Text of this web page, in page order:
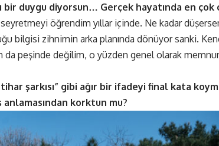
duygu diyorsun… Gerçek hayatında en çok
öğrendim yıllar içinde. Ne kadar
bilgisi zihnimin arka planında dönüyor sanki.
da peşinde değilim, o yüzden genel olarak
şarkısı” gibi ağır bir ifadeyi final kata
anlamasından korktun mu?